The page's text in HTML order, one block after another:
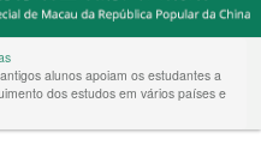
alunos apoiam os estudantes a
dos estudos em vários países e